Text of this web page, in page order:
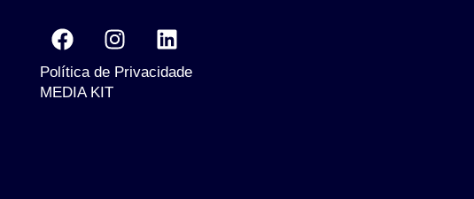
Política de Privacidade
MEDIA KIT